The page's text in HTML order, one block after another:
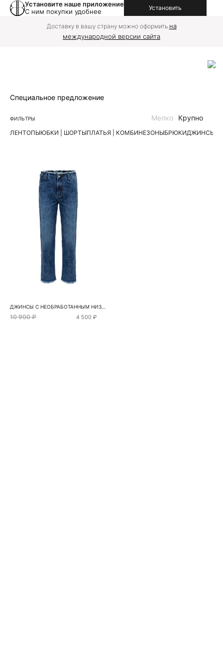
Установите наше приложение
С ним покупки удобнее
Установить
Доставку в вашу страну можно оформить на
международной версии сайта
Специальное предложение
ФИЛЬТРЫ
ЛЕНТОПЫЮБКИ | ШОРТЫПЛАТЬЯ | КОМБИНЕЗОНЫБРЮКИДЖИНСЫ
Мелко Крупно
ДЖИНСЫ С НЕОБРАБОТАННЫМ НИЗОМ
10 900 ₽ 4 500 ₽